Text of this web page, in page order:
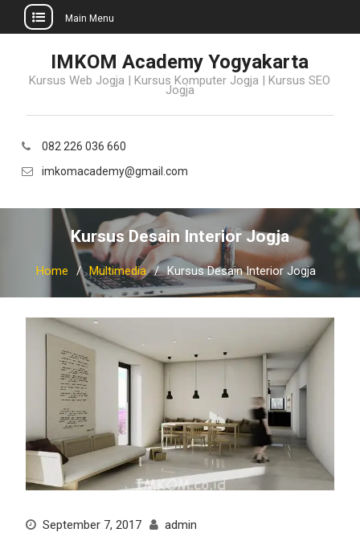
content
Main Menu
IMKOM Academy Yogyakarta
Kursus Web Jogja | Kursus Komputer Jogja | Kursus SEO
Jogja
082 226 036 660
imkomacademy@gmail.com
Kursus Desain Interior Jogja
Home Multimedia Kursus Desain Interior Jogja
September 7, 2017 admin